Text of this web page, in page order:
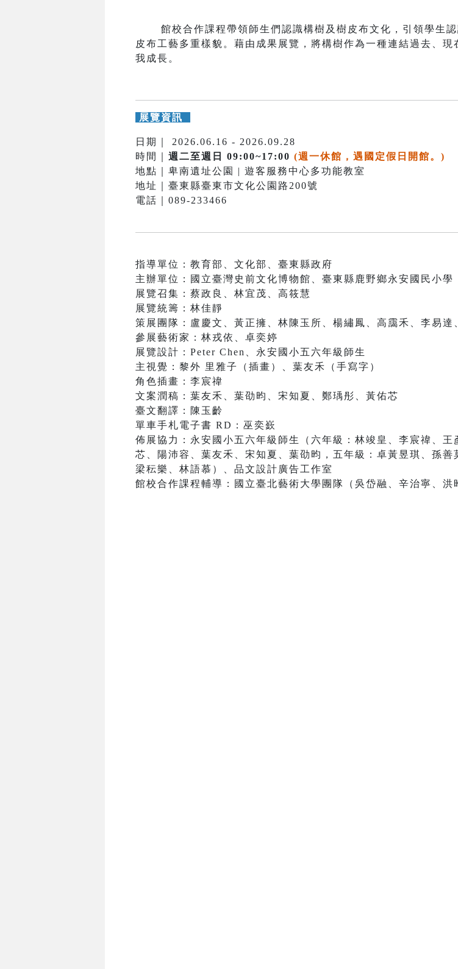
館校合作課程帶領師生們認識構樹及樹皮布文化，引領學生認
皮布工藝多重樣貌。藉由成果展覽，將構樹作為一種連結過去、
我成長。
展覽資訊
日期｜ 2026.06.16 - 2026.09.28
時間｜ 週二至週日 09:00~17:00 (週一休館，遇國定假日開館。)
地點｜卑南遺址公園 | 遊客服務中心多功能教室
地址｜臺東縣臺東市文化公園路200號
電話｜089-233466
指導單位：教育部、文化部、臺東縣政府
主辦單位：國立臺灣史前文化博物館、臺東縣鹿野鄉永安國民小學
展覽召集：蔡政良、林宜茂、高筱慧
展覽統籌：林佳靜
策展團隊：盧慶文、黃正擁、林陳玉所、楊繡鳳、高靄禾、李易
參展藝術家：林戎依、卓奕婷
展覽設計：Peter Chen、永安國小五六年級師生
主視覺：黎外 里雅子（插畫）、葉友禾（手寫字）
角色插畫：李宸禕
文案潤稿：葉友禾、葉劭昀、宋知夏、鄭瑀彤、黃佑芯
臺文翻譯：陳玉齡
單車手札電子書 RD：巫奕嶔
佈展協力：永安國小五六年級師生（六年級：林竣皇、李宸禕、
芯、陽沛容、葉友禾、宋知夏、葉劭昀，五年級：卓黃昱琪、孫善
梁秐樂、林語慕）、品文設計廣告工作室
館校合作課程輔導：國立臺北藝術大學團隊（吳岱融、辛治寧、洪